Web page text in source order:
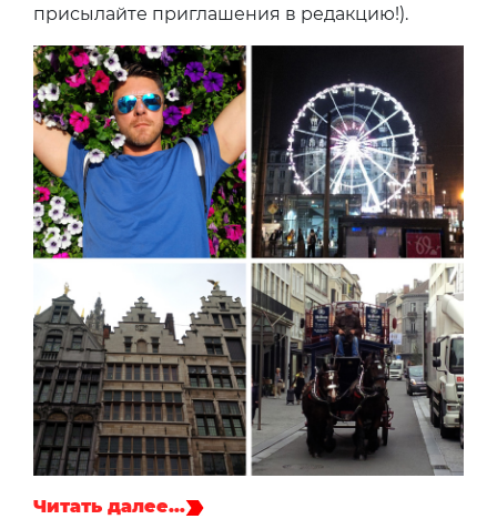
присылайте приглашения в редакцию!).
Читать далее…